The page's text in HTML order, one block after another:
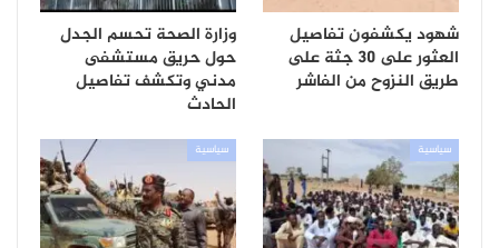
شهود يكشفون تفاصيل
العثور على 30 جثة على
طريق النزوح من الفاشر
وزارة الصحة تحسم الجدل
حول حريق مستشفى
مدني وتكشف تفاصيل
الحادث
سياسية سياسية